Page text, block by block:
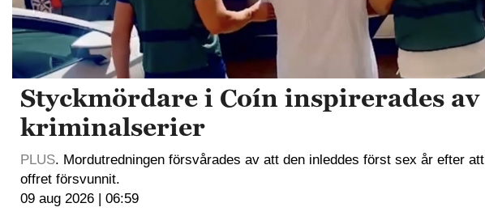
Styckmördare i Coín inspirerades av
kriminalserier
PLUS. Mordutredningen försvårades av att den inleddes först sex år efter att
offret försvunnit.
09 aug 2026 | 06:59